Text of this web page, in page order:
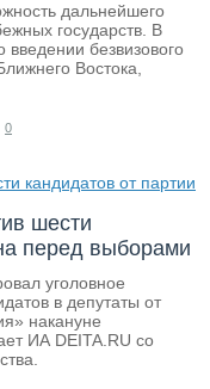
дальнейшего
государств. В
введении безвизового
Востока,
0
шести
перед выборами
уголовное
в депутаты от
накануне
ИА DEITA.RU со